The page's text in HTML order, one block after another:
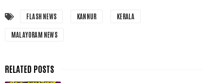
FLASH NEWS KANNUR KERALA
MALAYORAM NEWS